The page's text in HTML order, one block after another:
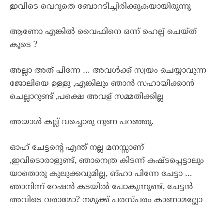
ഇവിടെ വെറുതെ ബോറടിച്ചിരിക്കുകയായിരുന്നു
ആണോ എങ്കിൽ വൈഫിനെ ഒന്ന് ഹെല്പ് ചെയ്ത്
കൂടെ ?
അല്ലാ അത് പിന്നേ … അവൾക്ക് സ്വയം ചെയ്യാവുന്ന
ജോലിയെ ഉള്ളു ,എങ്കിലും ഞാൻ സഹായിക്കാൻ
ചെല്ലാറുണ്ട് ,പക്ഷെ അവള് സമ്മതിക്കില്ല
അയാൾ കല്ല് വച്ചൊരു നുണ പറഞ്ഞു.
ഓഹ് ചേട്ടൻ്റെ എന്ത് നല്ല മനസ്സാണ്
,ഇവിടൊരാളുണ്ട്, ഞാനെത്ര കിടന്ന് കഷ്ടപ്പെട്ടാലും
യാതൊരു കുലുക്കവുമില്ല, ങ്ഹാ പിന്നേ ചേട്ടാ …
ഞാനിന്ന് റേഷൻ കടയിൽ പോകുന്നുണ്ട്, ചേട്ടൻ
അവിടെ വരാമോ? നമുക്ക് പരസ്പരം കാണാമല്ലോ